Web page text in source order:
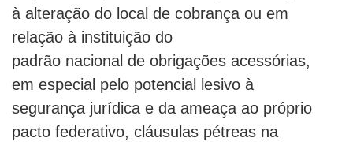
à alteração do local de cobrança ou em
relação à instituição do
padrão nacional de obrigações acessórias,
em especial pelo potencial lesivo à
segurança jurídica e da ameaça ao próprio
pacto federativo, cláusulas pétreas na